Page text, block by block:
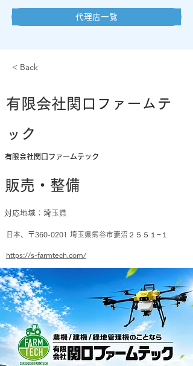
代理店一覧
< Back
有限会社関口ファームテ
ック
有限会社関口ファームテック
販売・整備
対応地域：埼玉県
日本、〒360-0201 埼玉県熊谷市妻沼２５５１−１
https://s-farmtech.com/